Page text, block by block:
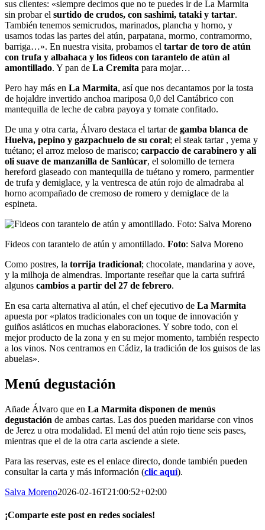
sus clientes: «siempre decimos que no te puedes ir de La Marmita
sin probar el surtido de crudos, con sashimi, tataki y tartar.
También tenemos semicrudos, marinados, plancha y horno, y
usamos todas las partes del atún, parpatana, mormo, contramormo,
barriga…». En nuestra visita, probamos el tartar de toro de atún
con trufa y albahaca y los fideos con tarantelo de atún al
amontillado. Y pan de La Cremita para mojar…
Pero hay más en La Marmita, así que nos decantamos por la tosta
de hojaldre invertido anchoa mariposa 0,0 del Cantábrico con
mantequilla de leche de cabra payoya y tomate confitado.
De una y otra carta, Álvaro destaca el tartar de gamba blanca de
Huelva, pepino y gazpachuelo de su coral; el steak tartar , yema y
tuétano; el arroz meloso de marisco; carpaccio de carabinero y ali
oli suave de manzanilla de Sanlúcar, el solomillo de ternera
hereford glaseado con mantequilla de tuétano y romero, parmentier
de trufa y demiglace, y la ventresca de atún rojo de almadraba al
horno acompañado de cremoso de romero y demiglace de la
espineta.
Fideos con tarantelo de atún y amontillado. Foto: Salva Moreno
Como postres, la torrija tradicional; chocolate, mandarina y aove,
y la milhoja de almendras. Importante reseñar que la carta sufrirá
algunos cambios a partir del 27 de febrero.
En esa carta alternativa al atún, el chef ejecutivo de La Marmita
apuesta por «platos tradicionales con un toque de innovación y
guiños asiáticos en muchas elaboraciones. Y sobre todo, con el
mejor producto de la zona y en su mejor momento, también respecto
a los vinos. Nos centramos en Cádiz, la tradición de los guisos de las
abuelas».
Menú degustación
Añade Álvaro que en La Marmita disponen de menús
degustación de ambas cartas. Las dos pueden maridarse con vinos
de Jerez u otra modalidad. El menú del atún rojo tiene seis pases,
mientras que el de la otra carta asciende a siete.
Para las reservas, este es el enlace directo, donde también pueden
consultar la carta y más información (clic aquí).
Salva Moreno2026-02-16T21:00:52+02:00
¡Comparte este post en redes sociales!